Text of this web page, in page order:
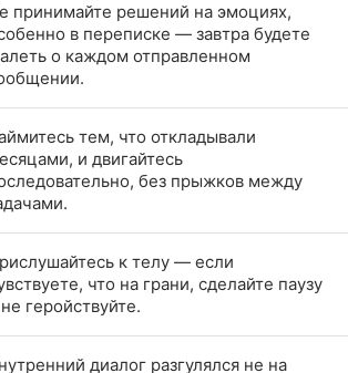
принимайте решений на эмоциях,
в переписке — завтра будете
о каждом отправленном
тем, что откладывали
и двигайтесь
без прыжков между
к телу — если
что на грани, сделайте паузу
геройствуйте.
диалог разгулялся не на